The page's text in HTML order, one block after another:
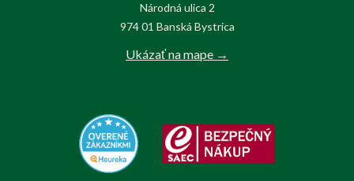
Národná ulica 2
974 01 Banská Bystrica
Ukázať na mape →